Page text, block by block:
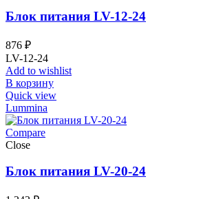
Блок питания LV-12-24
876 ₽
LV-12-24
Add to wishlist
В корзину
Quick view
Lummina
Compare
Close
Блок питания LV-20-24